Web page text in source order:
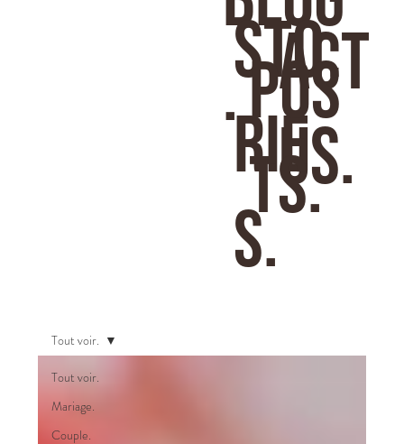
Act
us.
.STO
RIE
S.
pos
ts.
Tout voir.
Mariage.
Couple.
Tout voir.